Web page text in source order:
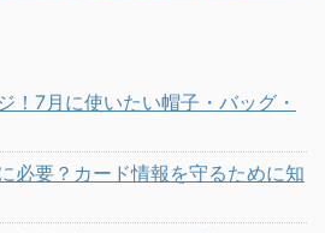
！7月に使いたい帽子・バッグ・
必要？カード情報を守るために知